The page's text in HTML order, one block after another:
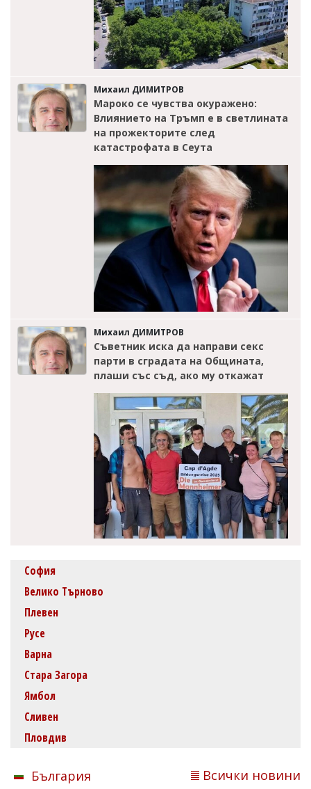
Михаил ДИМИТРОВ
Мароко се чувства окуражено:
Влиянието на Тръмп е в светлината
на прожекторите след
катастрофата в Сеута
Михаил ДИМИТРОВ
Съветник иска да направи секс
парти в сградата на Общината,
плаши със съд, ако му откажат
София
Велико Търново
Плевен
Русе
Варна
Стара Загора
Ямбол
Сливен
Пловдив
България Всички новини